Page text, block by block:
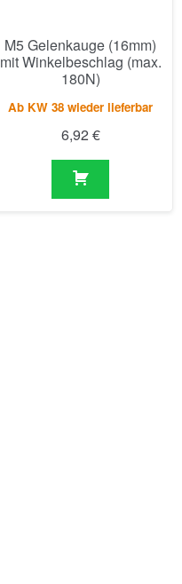
M5 Gelenkauge (16mm)
mit Winkelbeschlag (max.
180N)
Ab KW 38 wieder lieferbar
6,92 €